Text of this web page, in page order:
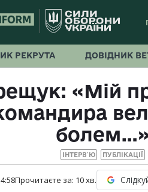
РЕКРУТА ДОВІДНИК
«Мій
болем…»
ІНТЕРВ`Ю ПУБЛІКАЦІЇ
Прочитаєте за: 10хв.